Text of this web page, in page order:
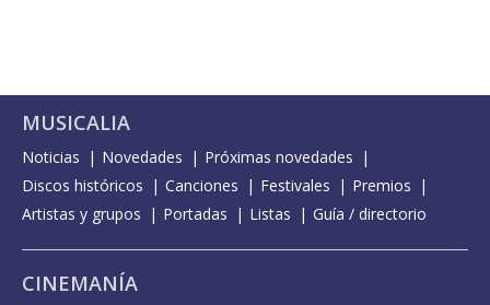
MUSICALIA
Noticias Novedades
Próximas novedades
Discos históricos
Canciones Festivales
Premios
Artistas y grupos
Portadas Listas Guía / directorio
CINEMANÍA